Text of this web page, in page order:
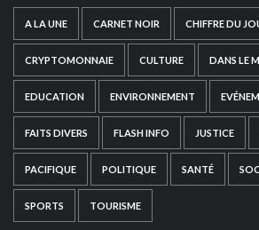
A LA UNE CARNET NOIR CHIFFRE DU
CRYPTOMONNAIE CULTURE DANS LE
EDUCATION ENVIRONNEMENT
FAITS DIVERS FLASH INFO JUSTICE
PACIFIQUE POLITIQUE SANTÉ
SPORTS TOURISME